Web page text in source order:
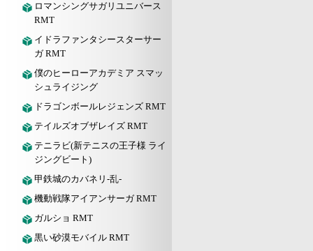
ロマンシングサガリユニバース
RMT
イドラファンタシースターサー
ガ RMT
僕のヒーローアカデミア スマッ
シュライジング
ドラゴンボールレジェンズ RMT
テイルズオブザレイズ RMT
テニラビ(新テニスの王子様 ライ
ジングビート)
甲鉄城のカバネリ-乱-
機動戦隊アイアンサーガ RMT
ガルショ RMT
黒い砂漠モバイル RMT